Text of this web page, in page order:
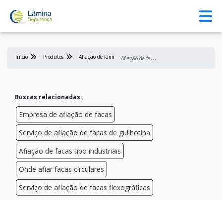
Início Produtos Afiação de lâmina A
fiação de facas slitter
Buscas relacionadas:
Empresa de afiação de facas
Serviço de afiação de facas de guilhotina
Afiação de facas tipo industriais
Onde afiar facas circulares
Serviço de afiação de facas flexográficas